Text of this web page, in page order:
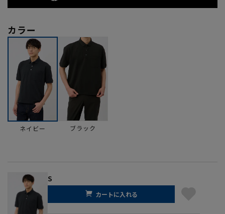
カラー
ネイビー ブラック
S
カートに入れる